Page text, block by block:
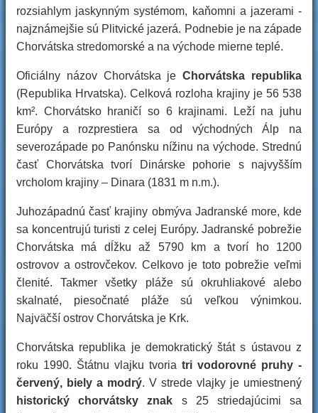
rozsiahlym jaskynným systémom, kaňomni a jazerami -
najznámejšie sú Plitvické jazerá. Podnebie je na západe
Chorvátska stredomorské a na východe mierne teplé.
Oficiálny názov Chorvátska jeChorvátska republika
(Republika Hrvatska). Celková rozloha krajiny je 56 538
km². Chorvátsko hraničí so 6 krajinami. Leží na juhu
Európy a rozprestiera sa od východných Álp na
severozápade po Panónsku nížinu na východe. Strednú
časť Chorvátska tvorí Dinárske pohorie s najvyšším
vrcholom krajiny – Dinara (1831 m n.m.).
Juhozápadnú časť krajiny obmýva Jadranské more, kde
sa koncentrujú turisti z celej Európy. Jadranské pobrežie
Chorvátska má dĺžku až 5790 km a tvorí ho 1200
ostrovov a ostrovčekov. Celkovo je toto pobrežie veľmi
členité. Takmer všetky pláže sú okruhliakové alebo
skalnaté, piesočnaté pláže sú veľkou výnimkou.
Najväčší ostrov Chorvátska je Krk.
Chorvátska republika je demokratický štát s ústavou z
roku 1990. Štátnu vlajku tvoria tri vodorovné pruhy -
červený, biely a modrý. V strede vlajky je umiestnený
historický chorvátsky znak s 25 striedajúcimi sa